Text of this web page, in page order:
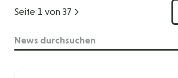
Seite 1 von 37
Suche